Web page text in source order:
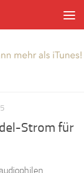
Strom für